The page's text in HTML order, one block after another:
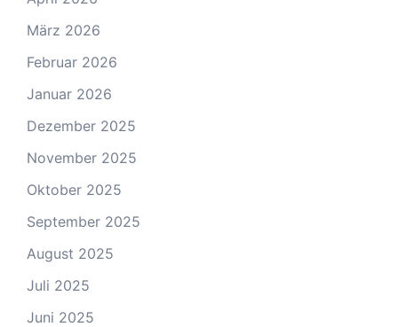
März 2026
Februar 2026
Januar 2026
Dezember 2025
November 2025
Oktober 2025
September 2025
August 2025
Juli 2025
Juni 2025